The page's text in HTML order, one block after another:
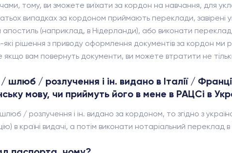
тому, ви зможете виїхати за кордон на навчання, для
випадках за кордоном приймають переклади, завірені
(наприклад, в Нідерланди), або виконати переклад
які рішення з приводу оформлення документів за кордон
вам повернуть документи, ви можете втратити не
/ розлучення і ін. видано в Італії /
мову, чи приймуть його в мене в РАЦСі в
/ розлучення і ін. видано за кордоном, то згідно з
в країні видачі, а потім виконати нотаріальний переклад в